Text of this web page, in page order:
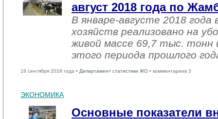
август 2018 года по
В январе-августе 2018 года
хозяйств реализовано на
живой массе 69,7 тыс. тонн
этого периода прошлого
18 сентября 2018 года • Департамент статистики ЖО • комментариев 3
ЭКОНОМИКА
Основные показатели